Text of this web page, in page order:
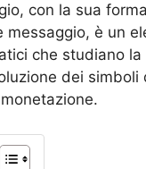
con la sua
messaggio, è un
che studiano la
dei